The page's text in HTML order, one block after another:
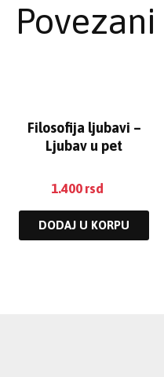
Filosofija ljubavi –
Ljubav u pet
1.400 rsd
DODAJ U KORPU